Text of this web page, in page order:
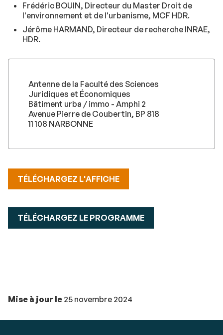
Frédéric BOUIN, Directeur du Master Droit de
l'environnement et de l'urbanisme, MCF HDR.
Jérôme HARMAND, Directeur de recherche INRAE,
HDR.
Antenne de la Faculté des Sciences
Juridiques et Économiques
Bâtiment urba / immo - Amphi 2
Avenue Pierre de Coubertin, BP 818
11 108 NARBONNE
TÉLÉCHARGEZ L'AFFICHE
TÉLÉCHARGEZ LE PROGRAMME
Mise à jour le 25 novembre 2024